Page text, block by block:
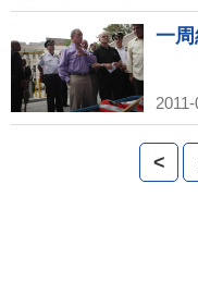
一
<